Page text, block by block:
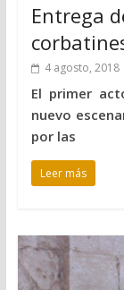
Entrega
4 agosto, 2018
El primer
nuevo
por las
Leer más